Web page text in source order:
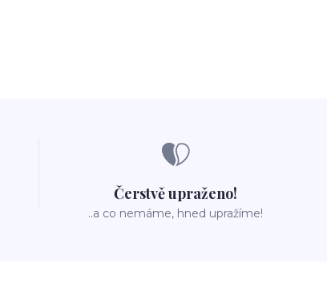
Čerstvě upraženo!
..a co nemáme, hned upražíme!